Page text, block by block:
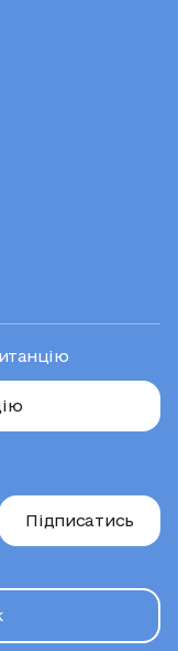
Підписатись